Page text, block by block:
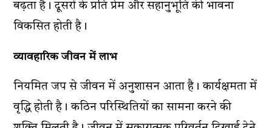
बढ़ता है। दूसरों के प्रति प्रेम और सहानुभूति की भावना
विकसित होती है।
व्यावहारिक जीवन में लाभ
नियमित जप से जीवन में अनुशासन आता है। कार्यक्षमता में
वृद्धि होती है। कठिन परिस्थितियों का सामना करने की